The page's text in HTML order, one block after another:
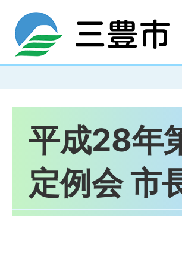
平成28年
定例会 市